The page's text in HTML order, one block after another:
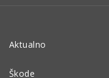
Aktualno
Škode